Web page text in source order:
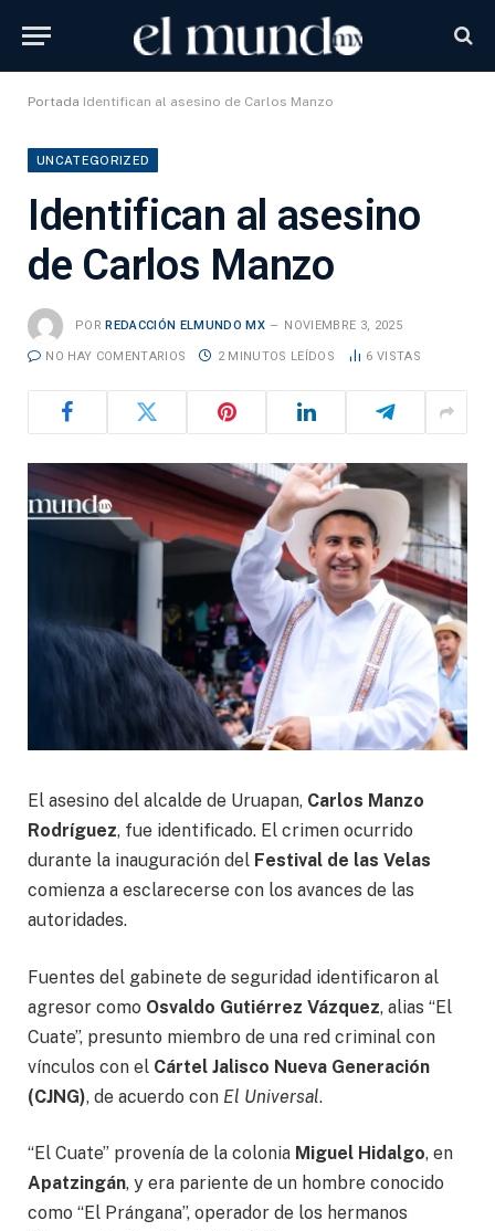
Portada Identifican al asesino de Carlos Manzo
UNCATEGORIZED
Identifican al asesino
de Carlos Manzo
POR REDACCIÓN ELMUNDO MX NOVIEMBRE 3, 2025
NO HAY COMENTARIOS 2 MINUTOS LEÍDOS 6 VISTAS
El asesino del alcalde de Uruapan, Carlos Manzo
Rodríguez, fue identificado. El crimen ocurrido
durante la inauguración del Festival de las Velas
comienza a esclarecerse con los avances de las
autoridades.
Fuentes del gabinete de seguridad identificaron al
agresor como Osvaldo Gutiérrez Vázquez, alias “El
Cuate”, presunto miembro de una red criminal con
vínculos con el Cártel Jalisco Nueva Generación
(CJNG), de acuerdo con El Universal.
“El Cuate” provenía de la colonia Miguel Hidalgo, en
Apatzingán, y era pariente de un hombre conocido
como “El Prángana”, operador de los hermanos